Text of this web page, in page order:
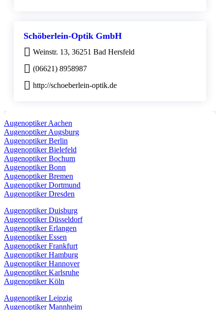
Schöberlein-Optik GmbH
Weinstr. 13, 36251 Bad Hersfeld
(06621) 8958987
http://schoeberlein-optik.de
Augenoptiker Aachen
Augenoptiker Augsburg
Augenoptiker Berlin
Augenoptiker Bielefeld
Augenoptiker Bochum
Augenoptiker Bonn
Augenoptiker Bremen
Augenoptiker Dortmund
Augenoptiker Dresden
Augenoptiker Duisburg
Augenoptiker Düsseldorf
Augenoptiker Erlangen
Augenoptiker Essen
Augenoptiker Frankfurt
Augenoptiker Hamburg
Augenoptiker Hannover
Augenoptiker Karlsruhe
Augenoptiker Köln
Augenoptiker Leipzig
Augenoptiker Mannheim